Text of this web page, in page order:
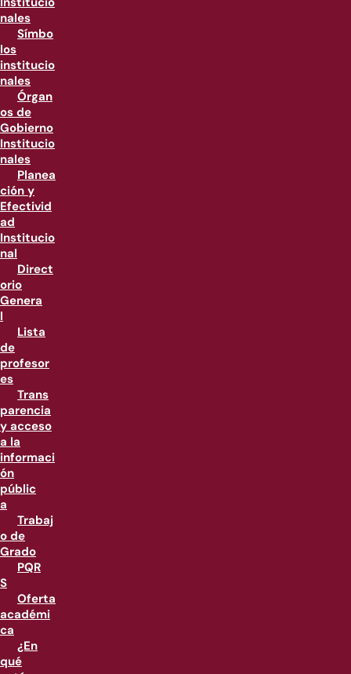
nales
Símbo
los
institucio
nales
Órgan
os de
Gobierno
Institucio
nales
Planea
ción y
Efectivid
ad
Institucio
nal
Direct
orio
Genera
l
Lista
de
profesor
es
Trans
parencia
y acceso
a la
informaci
ón
públic
a
Trabaj
o de
Grado
PQR
S
Oferta
académi
ca
¿En
qué